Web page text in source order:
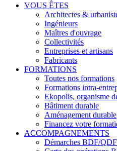
VOUS ÊTES
Architectes &
Ingénieurs
Maîtres d'ouvrage
Collectivités
Entreprises et artisans
Fabricants
FORMATIONS
Toutes nos formations
Formations intra-
Ekopolis, organisme
Bâtiment durable
Aménagement durable
Financez votre
ACCOMPAGNEMENTS
Démarches BDF/QDF